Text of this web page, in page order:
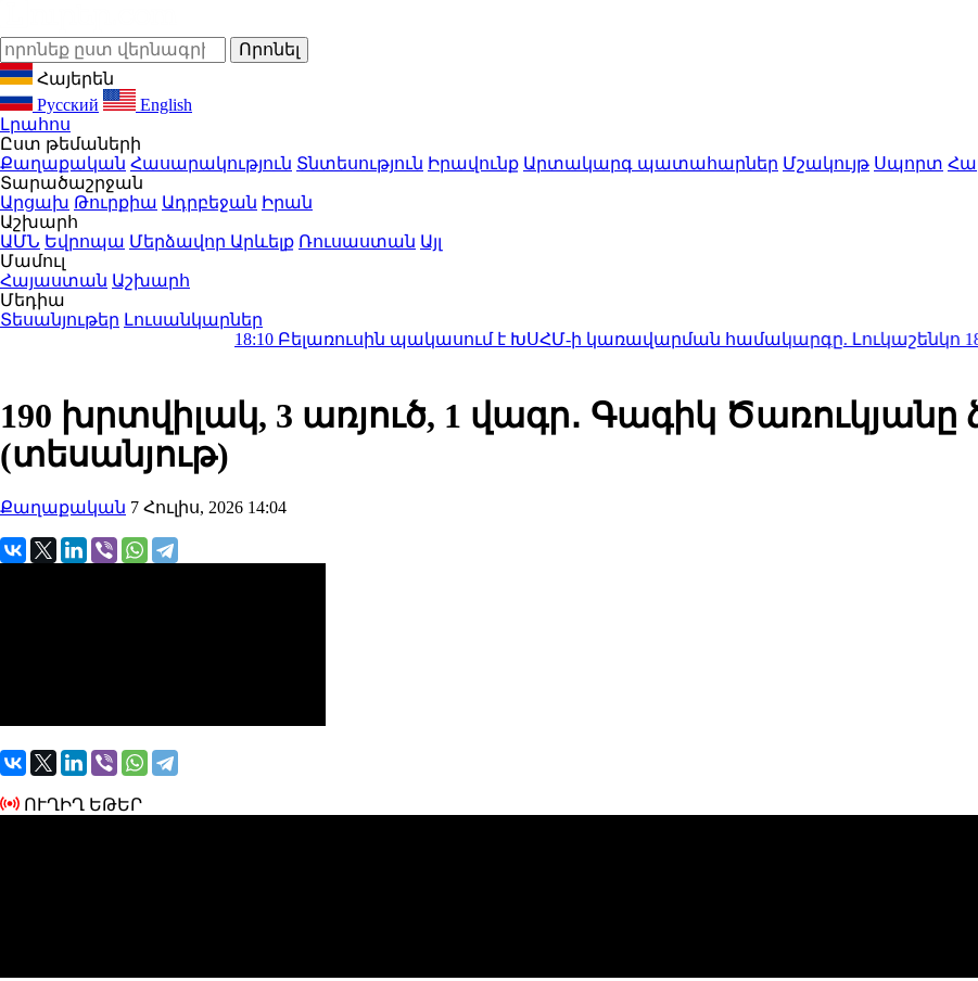
Հայերեն
Русский
English
Լրահոս
Ըստ թեմաների
Քաղաքական Հասարակություն Տնտեսություն Իրավունք Արտակարգ պատահարներ Մշակույթ Սպորտ
Տարածաշրջան
Արցախ Թուրքիա Ադրբեջան Իրան
Աշխարհ
ԱՄՆ Եվրոպա Մերձավոր Արևելք Ռուսաստան Այլ
Մամուլ
Հայաստան Աշխարհ
Մեդիա
Տեսանյութեր Լուսանկարներ
Բելառուսին պակասում է ԽՍՀՄ-ի կառավարման համակարգը. Լուկաշենկո18:00Մեկ
190 խրտվիլակ, 3 առյուծ, 1 վագր․ Գագիկ Ծառուկյանը
(տեսանյութ)
Քաղաքական 7 Հուլիս, 2026 14:04
ՈՒՂԻՂ ԵԹԵՐ